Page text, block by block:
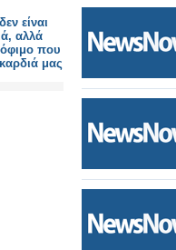
είναι
αλλά
που
μας